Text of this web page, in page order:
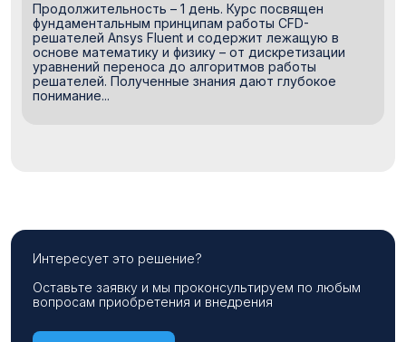
Продолжительность – 1 день. Курс посвящен
фундаментальным принципам работы CFD-
решателей Ansys Fluent и содержит лежащую в
основе математику и физику – от дискретизации
уравнений переноса до алгоритмов работы
решателей. Полученные знания дают глубокое
понимание...
Интересует это решение?
Оставьте заявку и мы проконсультируем по любым
вопросам приобретения и внедрения